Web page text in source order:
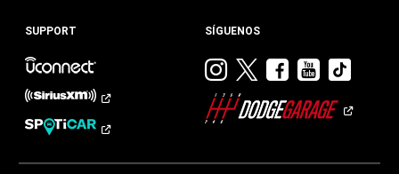
SUPPORT SÍGUENOS
Visitar
Dodge
en
Visitar
en
Visitar
en
Visitar
en en